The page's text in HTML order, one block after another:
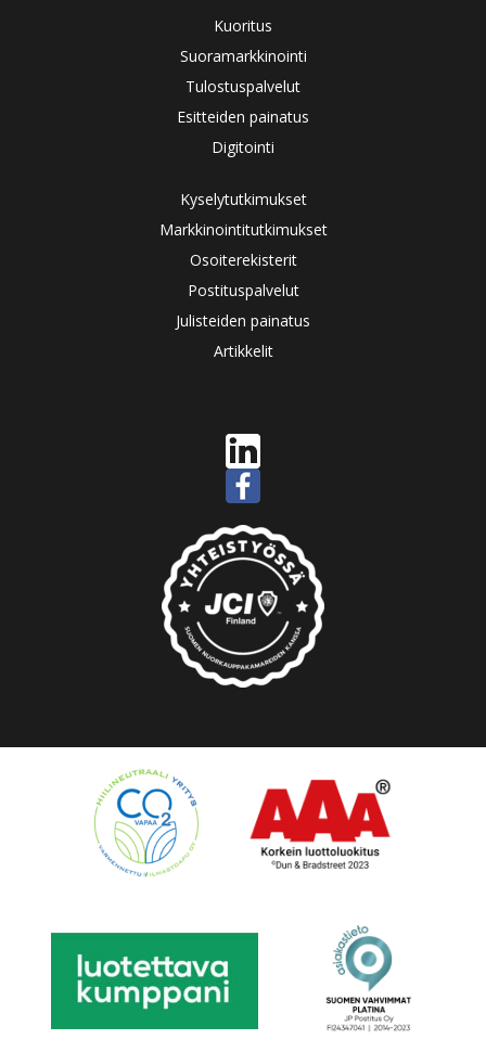
Kuoritus
Suoramarkkinointi
Tulostuspalvelut
Esitteiden painatus
Digitointi
Kyselytutkimukset
Markkinointitutkimukset
Osoiterekisterit
Postituspalvelut
Julisteiden painatus
Artikkelit